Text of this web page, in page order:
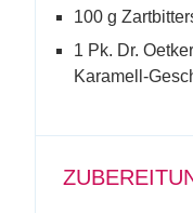
100 g
1 Pk. Dr.
Karamell-